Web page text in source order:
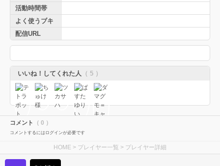
活動時間帯
よく使うブキ
配信URL
いいね！してくれた人 （ 5 ）
コメント （ 0 ）
コメントするにはログインが必要です
HOME > プレイヤー一覧 > プレイヤー詳細